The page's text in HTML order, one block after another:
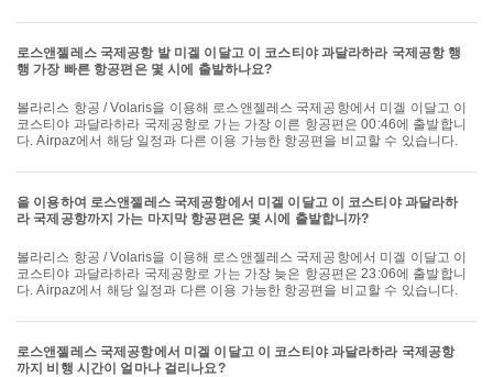
로스앤젤레스 국제공항 발 미겔 이달고 이 코스티야 과달라하라 국제공항 행
행 가장 빠른 항공편은 몇 시에 출발하나요?
볼라리스 항공 / Volaris을 이용해 로스앤젤레스 국제공항에서 미겔 이달고 이
코스티야 과달라하라 국제공항로 가는 가장 이른 항공편은 00:46에 출발합니
다. Airpaz에서 해당 일정과 다른 이용 가능한 항공편을 비교할 수 있습니다.
을 이용하여 로스앤젤레스 국제공항에서 미겔 이달고 이 코스티야 과달라하
라 국제공항까지 가는 마지막 항공편은 몇 시에 출발합니까?
볼라리스 항공 / Volaris을 이용해 로스앤젤레스 국제공항에서 미겔 이달고 이
코스티야 과달라하라 국제공항로 가는 가장 늦은 항공편은 23:06에 출발합니
다. Airpaz에서 해당 일정과 다른 이용 가능한 항공편을 비교할 수 있습니다.
로스앤젤레스 국제공항에서 미겔 이달고 이 코스티야 과달라하라 국제공항
까지 비행 시간이 얼마나 걸리나요?